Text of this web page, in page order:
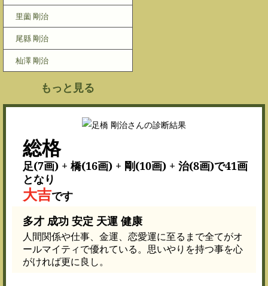
里薗 剛治
尾縣 剛治
杣澤 剛治
もっと見る
総格
足(7画) + 橋(16画) + 剛(10画) + 治(8画)で41画
となり
大吉です
多才 成功 安定 天運 健康
人間関係や仕事、金運、恋愛運に至るまで全てがオ
ールマイティで優れている。思いやりを持つ事を心
がければ更に良し。